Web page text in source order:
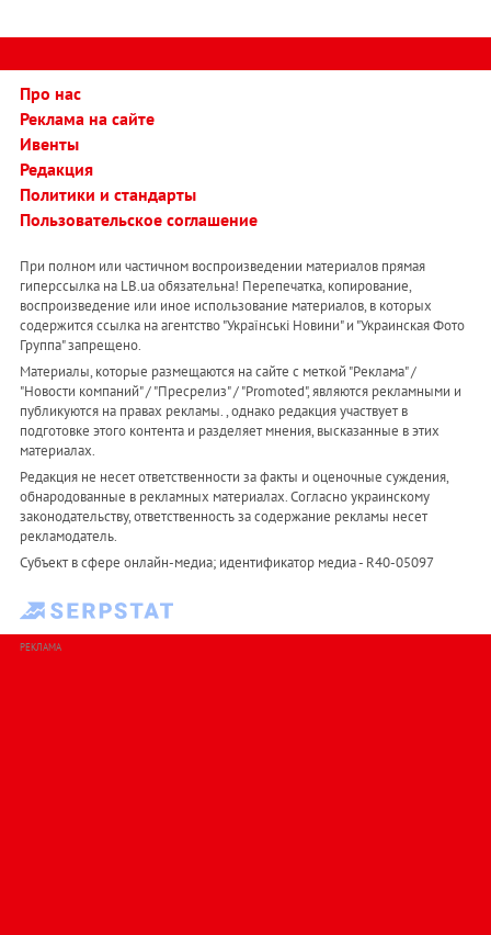
Про нас
Реклама на сайте
Ивенты
Редакция
Политики и стандарты
Пользовательское соглашение
При полном или частичном воспроизведении материалов прямая
гиперссылка на LB.ua обязательна! Перепечатка, копирование,
воспроизведение или иное использование материалов, в которых
содержится ссылка на агентство "Українськi Новини" и "Украинская Фото
Группа" запрещено.
Материалы, которые размещаются на сайте с меткой "Реклама" /
"Новости компаний" / "Пресрелиз" / "Promoted", являются рекламными и
публикуются на правах рекламы. , однако редакция участвует в
подготовке этого контента и разделяет мнения, высказанные в этих
материалах.
Редакция не несет ответственности за факты и оценочные суждения,
обнародованные в рекламных материалах. Согласно украинскому
законодательству, ответственность за содержание рекламы несет
рекламодатель.
Субъект в сфере онлайн-медиа; идентификатор медиа - R40-05097
РЕКЛАМА